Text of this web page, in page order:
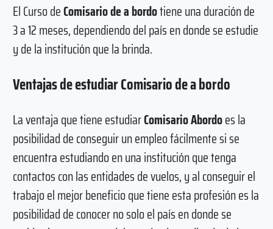
El Curso deComisario de a bordotiene una duración de
3 a 12 meses, dependiendo del país en donde se estudie
y de la institución que la brinda.
Ventajas de estudiar Comisario de a bordo
La ventaja que tiene estudiarComisario Abordoes la
posibilidad de conseguir un empleo fácilmente si se
encuentra estudiando en una institución que tenga
contactos con las entidades de vuelos, y al conseguir el
trabajo el mejor beneficio que tiene esta profesión es la
posibilidad de conocer no solo el país en donde se